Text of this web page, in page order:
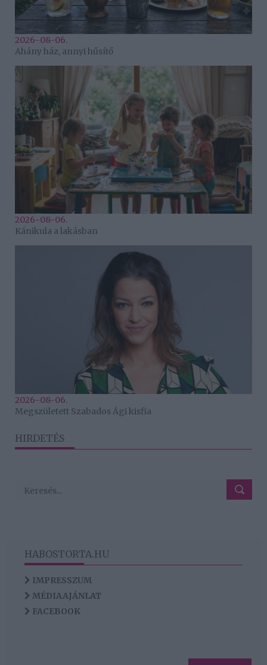
2026-08-06.
Ahány ház, annyi hűsítő
2026-08-06.
Kánikula a lakásban
2026-08-06.
Megszületett Szabados Ági kisfia
HIRDETÉS
HABOSTORTA.HU
IMPRESSZUM
MÉDIAAJÁNLAT
FACEBOOK